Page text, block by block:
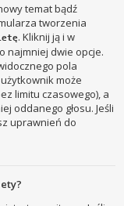
temat bądź
tworzenia
. Kliknij ją i w
najmniej dwie opcje.
pola
może
limitu czasowego), a
oddanego głosu. Jeśli
uprawnień do